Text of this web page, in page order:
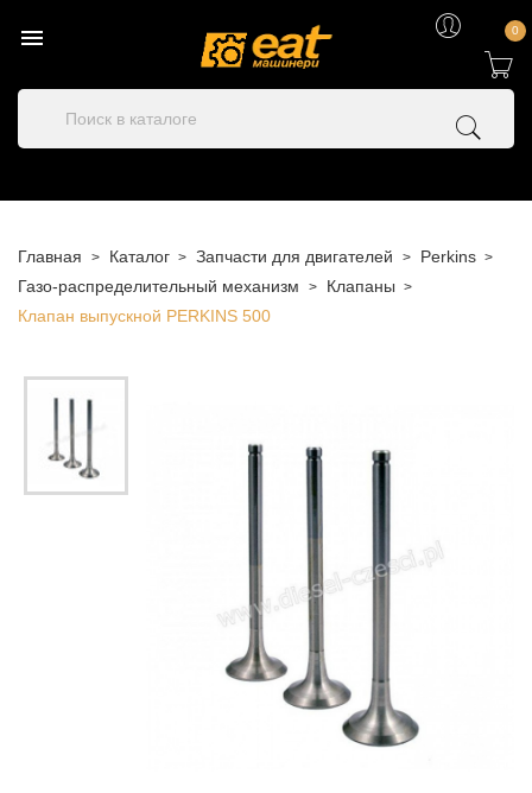
 0
Главная Каталог Запчасти для двигателей
Perkins
Газо-распределительный механизм
Клапаны
Клапан выпускной PERKINS 500